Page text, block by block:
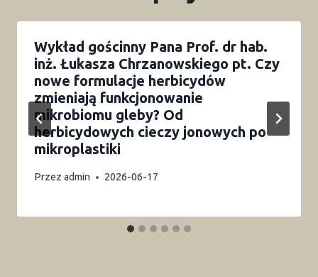
Wykład gościnny Pana Prof. dr hab.
inż. Łukasza Chrzanowskiego pt. Czy
nowe formulacje herbicydów
zmieniają funkcjonowanie
mikrobiomu gleby? Od
herbicydowych cieczy jonowych po
mikroplastiki
Przez admin 2026-06-17